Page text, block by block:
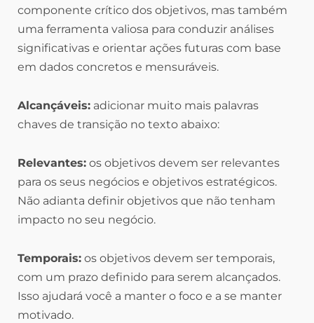
componente crítico dos objetivos, mas também
uma ferramenta valiosa para conduzir análises
significativas e orientar ações futuras com base
em dados concretos e mensuráveis.
Alcançáveis: adicionar muito mais palavras
chaves de transição no texto abaixo:
Relevantes: os objetivos devem ser relevantes
para os seus negócios e objetivos estratégicos.
Não adianta definir objetivos que não tenham
impacto no seu negócio.
Temporais: os objetivos devem ser temporais,
com um prazo definido para serem alcançados.
Isso ajudará você a manter o foco e a se manter
motivado.